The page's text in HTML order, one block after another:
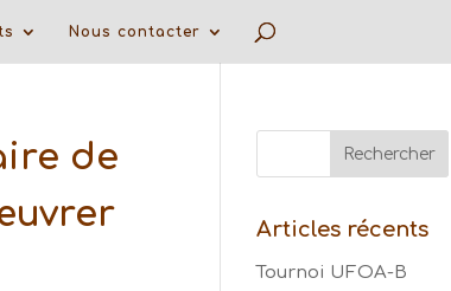
Nous contacter
de
Articles récents
Tournoi UFOA-B